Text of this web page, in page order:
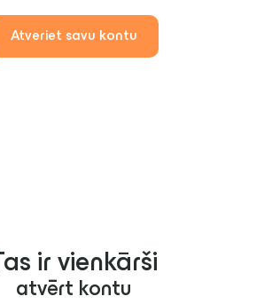
Atveriet savu kontu
Tas ir vienkārši
atvērt kontu